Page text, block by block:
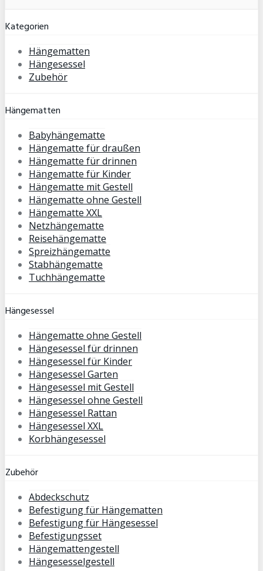
Kategorien
Hängematten
Hängesessel
Zubehör
Hängematten
Babyhängematte
Hängematte für draußen
Hängematte für drinnen
Hängematte für Kinder
Hängematte mit Gestell
Hängematte ohne Gestell
Hängematte XXL
Netzhängematte
Reisehängematte
Spreizhängematte
Stabhängematte
Tuchhängematte
Hängesessel
Hängematte ohne Gestell
Hängesessel für drinnen
Hängesessel für Kinder
Hängesessel Garten
Hängesessel mit Gestell
Hängesessel ohne Gestell
Hängesessel Rattan
Hängesessel XXL
Korbhängesessel
Zubehör
Abdeckschutz
Befestigung für Hängematten
Befestigung für Hängesessel
Befestigungsset
Hängemattengestell
Hängesesselgestell